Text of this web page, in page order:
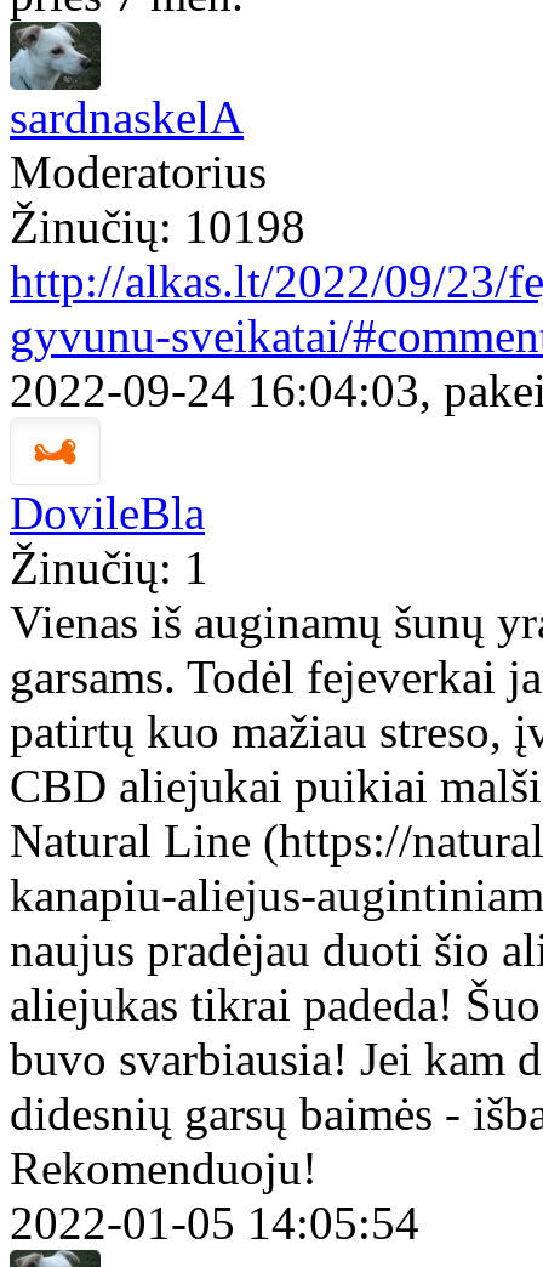
sardnaskelA
Moderatorius
Žinučių: 10198
http://alkas.lt/2022/09/23/
gyvunu-sveikatai/
2022-09-24 16:04:03,
DovileBla
Žinučių: 1
Vienas iš auginamų šunų
garsams. Todėl fejeverkai
patirtų kuo mažiau streso,
CBD aliejukai puikiai
Natural Line (https://
kanapiu-aliejus-
naujus pradėjau duoti šio
aliejukas tikrai padeda!
buvo svarbiausia! Jei kam
didesnių garsų baimės -
Rekomenduoju!
2022-01-05 14:05:54